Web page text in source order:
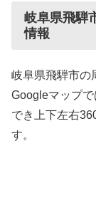
岐阜県飛騨
情報
岐阜県飛騨市の
Googleマップ
でき上下左右
す。